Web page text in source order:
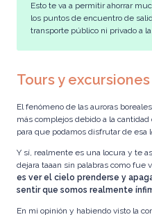
Esto te va a permitir ahorrar
los puntos de encuentro de
transporte público ni privado a
Tours y
El fenómeno de las auroras
más complejos debido a la
para que podamos disfrutar de esa
Y sí, realmente es una locura y te
dejara taaan sin palabras como fue
es ver el cielo prenderse y
sentir que somos realmente
En mi opinión y habiendo visto la